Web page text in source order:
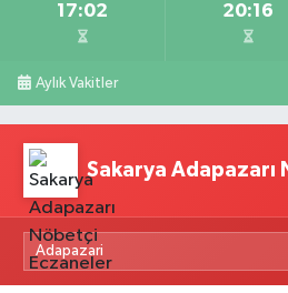
17:02 20:16
Aylık Vakitler
Sakarya Adapazarı